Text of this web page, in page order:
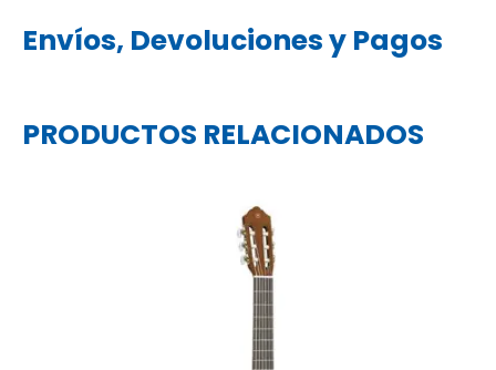
Envíos, Devoluciones y Pagos
PRODUCTOS RELACIONADOS